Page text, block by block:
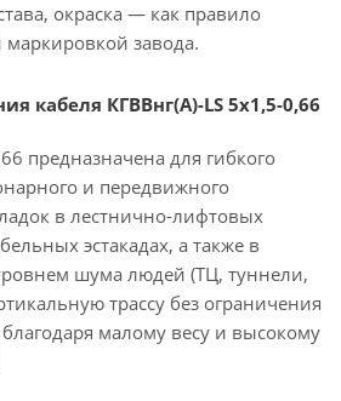
окраска — как правило
завода.
кабеля КГВВнг(А)-LS 5х1,5-0,66
предназначена для гибкого
и передвижного
в лестнично-лифтовых
эстакадах, а также в
шума людей (ТЦ, туннели,
трассу без ограничения
малому весу и высокому